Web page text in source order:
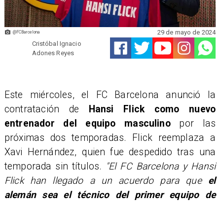
@FCBarcelona
Cristóbal Ignacio
Adones Reyes
29 de mayo de 2024
Este miércoles, el FC Barcelona anunció la
contratación de
Hansi Flick como nuevo
entrenador del equipo masculino por las
próximas dos temporadas. Flick reemplaza a
Xavi Hernández, quien fue despedido tras una
temporada sin títulos.
"El FC Barcelona y Hansi
Flick han llegado a un acuerdo para que el
alemán sea el técnico del primer equipo de